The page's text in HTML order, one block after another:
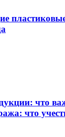
что
что